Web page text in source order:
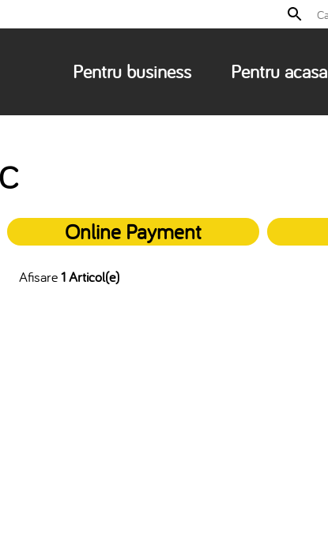
Pentru business Pentru acasa
Online Payment
Afisare1 Articol(e)